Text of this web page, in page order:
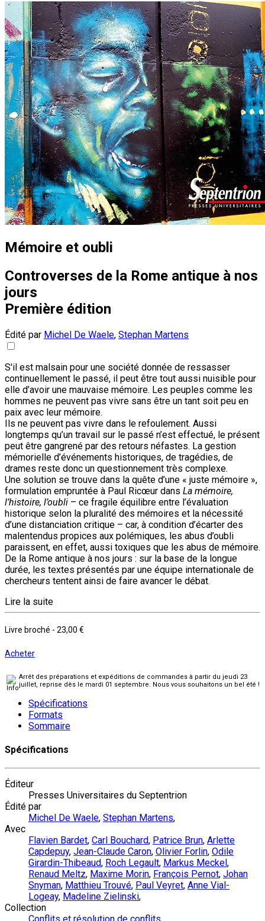
Mémoire et oubli
Controverses de la Rome antique à nos
jours
Première édition
Édité par Michel De Waele, Stephan Martens
S'il est malsain pour une société donnée de ressasser
continuellement le passé, il peut être tout aussi nuisible pour
elle d’avoir une mauvaise mémoire. Les peuples comme les
hommes ne peuvent pas vivre sans être un tant soit peu en
paix avec leur mémoire.
Ils ne peuvent pas vivre dans le refoulement. Aussi
longtemps qu’un travail sur le passé n’est effectué, le présent
peut être gangrené par des retours néfastes. La gestion
mémorielle d’événements historiques, de tragédies, de
drames reste donc un questionnement très complexe.
Une solution se trouve dans la quête d’une « juste mémoire »,
formulation empruntée à Paul Ricœur dans La mémoire,
l’histoire, l’oubli – ce fragile équilibre entre l’évaluation
historique selon la pluralité des mémoires et la nécessité
d’une distanciation critique – car, à condition d’écarter des
malentendus propices aux polémiques, les abus d’oubli
paraissent, en effet, aussi toxiques que les abus de mémoire.
De la Rome antique à nos jours : sur la base de la longue
durée, les textes présentés par une équipe internationale de
chercheurs tentent ainsi de faire avancer le débat.
Lire la suite
Livre broché - 23,00 €
Acheter
Arrêt des préparations et expéditions de commandes à partir du jeudi 23
juillet, reprise dès le mardi 01 septembre. Nous vous souhaitons un bel été !
Spécifications
Formats
Sommaire
Spécifications
Éditeur
Presses Universitaires du Septentrion
Édité par
Michel De Waele, Stephan Martens,
Avec
Flavien Bardet, Carl Bouchard, Patrice Brun, Arlette
Capdepuy, Jean-Claude Caron, Olivier Forlin, Odile
Girardin-Thibeaud, Roch Legault, Markus Meckel ,
Renaud Meltz, Maxime Morin, François Pernot, Johan
Snyman, Matthieu Trouvé, Paul Veyret, Anne Vial-
Logeay, Madeline Zielinski,
Collection